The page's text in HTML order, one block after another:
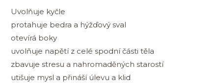
Uvolňuje kyčle
protahuje bedra a hýžďový sval
otevírá boky
uvolňuje napětí z celé spodní části těla
zbavuje stresu a nahromaděných starostí
utišuje mysl a přináší úlevu a klid